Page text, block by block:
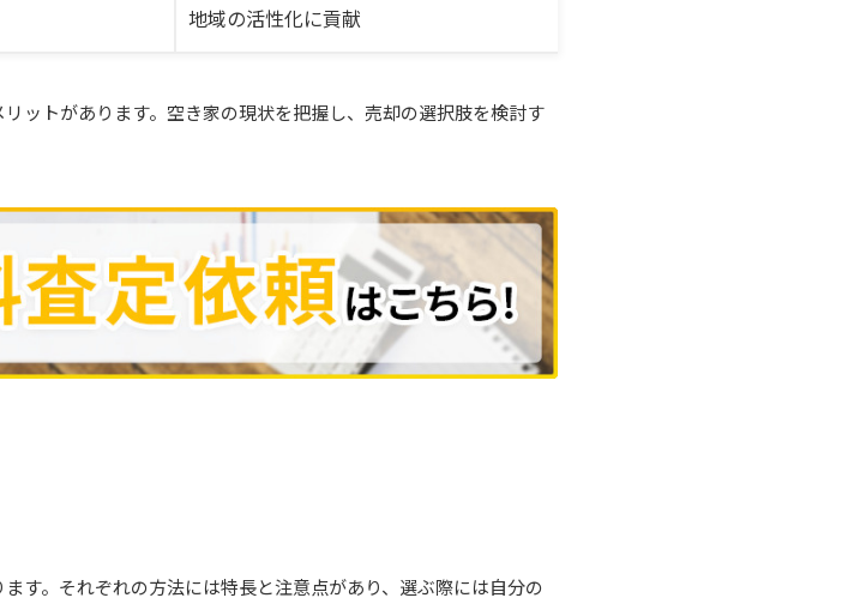
地域の活性化に貢献
ットがあります。空き家の現状を把握し、売却の選択肢を検討す
す。それぞれの方法には特長と注意点があり、選ぶ際には自分の